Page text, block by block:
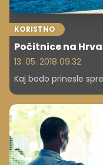
KORISTNO
Počitnice na
13. 05. 2018 09.32
Kaj bodo prinesle